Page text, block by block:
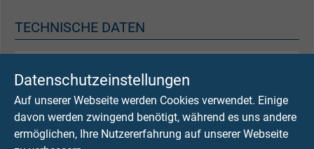
Datenschutzeinstellungen
Auf unserer Webseite werden Cookies verwendet. Einige
davon werden zwingend benötigt, während es uns andere
ermöglichen, Ihre Nutzererfahrung auf unserer Webseite
TECHNISCHE DATEN
-40°C bis +70°C
Spannung
250 V